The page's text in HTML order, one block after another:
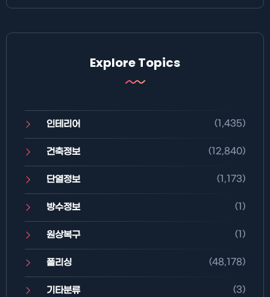
Explore Topics
인테리어 (1,435)
건축정보 (12,840)
단열정보 (1,173)
방수정보 (1)
원상복구 (1)
폴리싱 (48,178)
기타분류 (3)